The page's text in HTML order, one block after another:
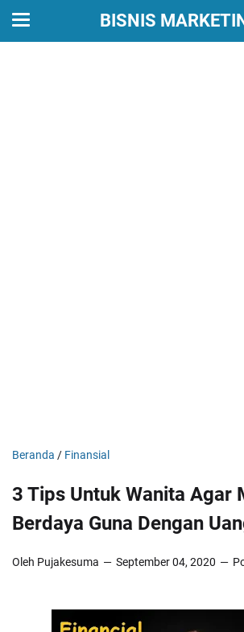
BISNIS
Beranda / Finansial
3 Tips Untuk Wanita Agar
Berdaya Guna Dengan
Oleh Pujakesuma September 04, 2020